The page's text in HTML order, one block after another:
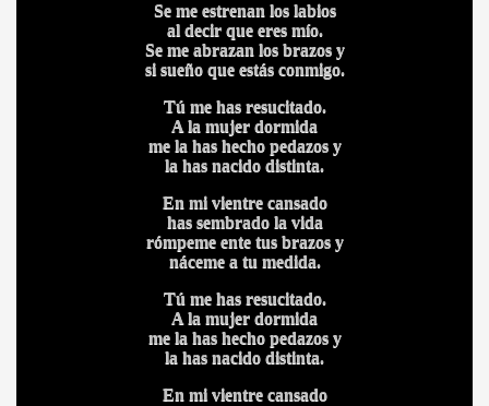
Se me estrenan los labios
al decir que eres mío.
Se me abrazan los brazos y
si sueño que estás conmigo.
Tú me has resucitado.
A la mujer dormida
me la has hecho pedazos y
la has nacido distinta.
En mi vientre cansado
has sembrado la vida
rómpeme ente tus brazos y
náceme a tu medida.
Tú me has resucitado.
A la mujer dormida
me la has hecho pedazos y
la has nacido distinta.
En mi vientre cansado